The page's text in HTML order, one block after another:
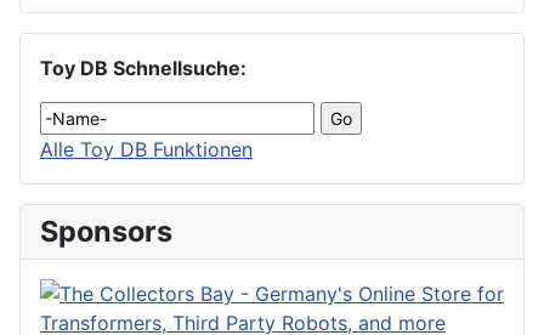
Toy DB Schnellsuche:
Alle Toy DB Funktionen
Sponsors